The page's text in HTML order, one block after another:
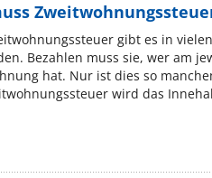
gibt es in
Bezahlen muss sie, wer am
hat. Nur ist dies so
wird das